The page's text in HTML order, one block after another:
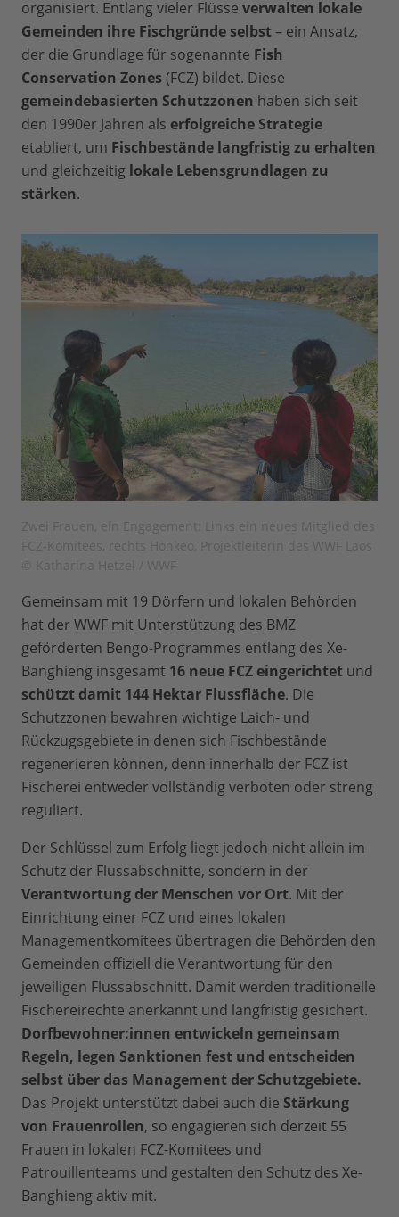
organisiert. Entlang vieler Flüsse verwalten lokale
Gemeinden ihre Fischgründe selbst– ein Ansatz,
der die Grundlage für sogenannte Fish
Conservation Zones (FCZ) bildet. Diese
gemeindebasierten Schutzzonen haben sich seit
den 1990er Jahren als erfolgreiche Strategie
etabliert, um Fischbestände langfristig zu erhalten
und gleichzeitig lokale Lebensgrundlagen zu
stärken.
Gemeinsam mit 19 Dörfern und lokalen Behörden
hat der WWF mit Unterstützung des BMZ
geförderten Bengo-Programmes entlang des Xe-
Banghieng insgesamt 16 neue FCZ eingerichtet und
schützt damit 144 Hektar Flussfläche. Die
Schutzzonen bewahren wichtige Laich- und
Rückzugsgebiete in denen sich Fischbestände
regenerieren können, denn innerhalb der FCZ ist
Fischerei entweder vollständig verboten oder streng
reguliert.
Der Schlüssel zum Erfolg liegt jedoch nicht allein im
Schutz der Flussabschnitte, sondern in der
Verantwortung der Menschen vor Ort. Mit der
Einrichtung einer FCZ und eines lokalen
Managementkomitees übertragen die Behörden den
Gemeinden offiziell die Verantwortung für den
jeweiligen Flussabschnitt. Damit werden traditionelle
Fischereirechte anerkannt und langfristig gesichert.
Dorfbewohner:innen entwickeln gemeinsam
Regeln, legen Sanktionen fest und entscheiden
selbst über das Management der Schutzgebiete.
Das Projekt unterstützt dabei auch die Stärkung
von Frauenrollen, so engagieren sich derzeit 55
Frauen in lokalen FCZ-Komitees und
Patrouillenteams und gestalten den Schutz des Xe-
Banghieng aktiv mit.